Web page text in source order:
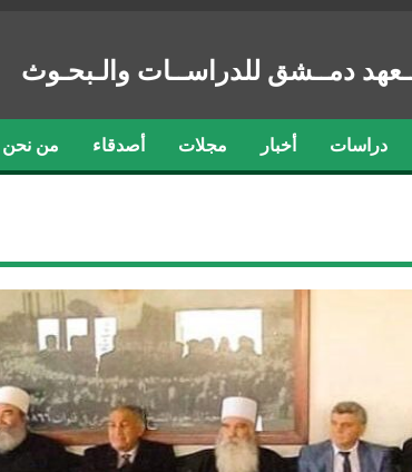
دمــشق للدراســات والـبحـوث
دراسات أخبار مجلات أصدقاء من نحن